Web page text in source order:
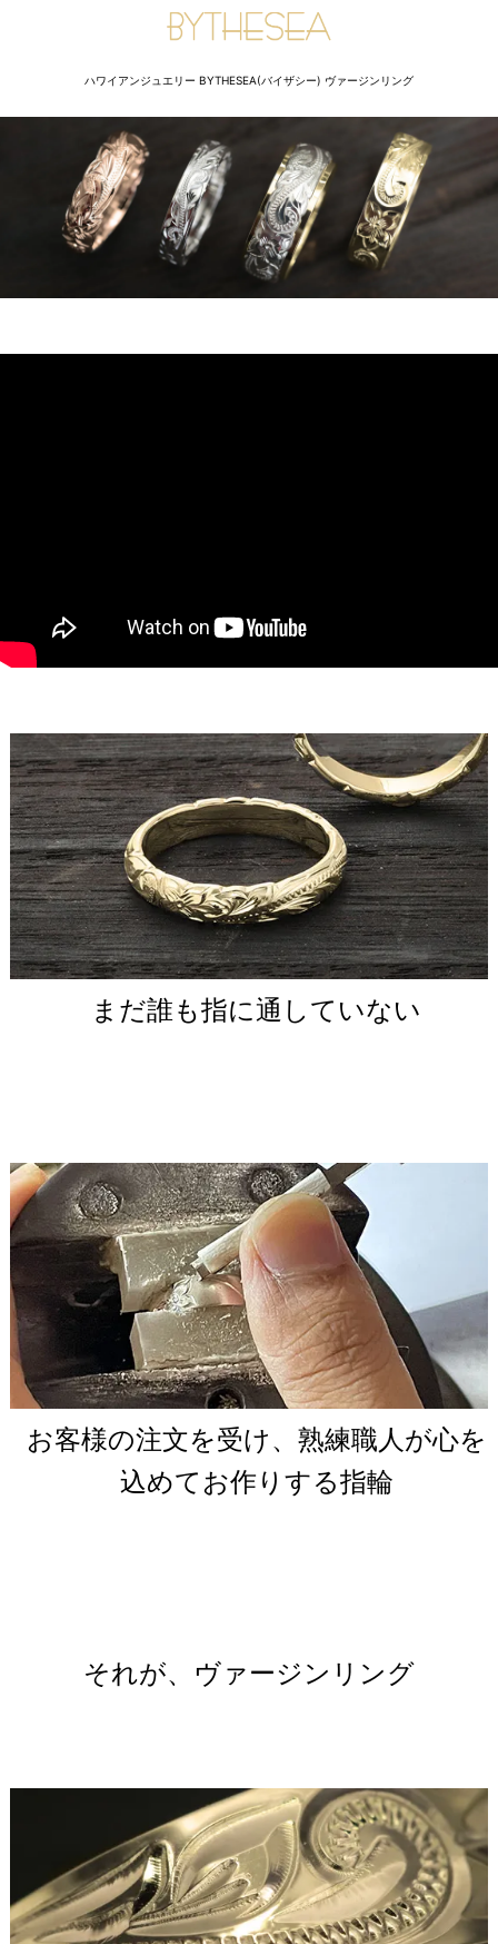
ハワイアンジュエリー BYTHESEA(バイザシー) ヴァージンリング
まだ誰も指に通していない
お客様の注文を受け、熟練職人が心を
込めてお作りする指輪
それが、ヴァージンリング